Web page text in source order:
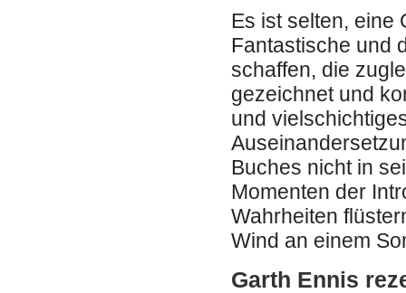
Es ist selten, eine
Fantastische und
schaffen, die
gezeichnet und
und
Buches nicht in
Momenten der
Wahrheiten
Wind an einem
Garth Ennis